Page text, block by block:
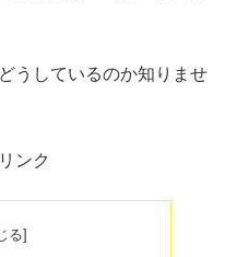
うしているのか知りませ
ンク